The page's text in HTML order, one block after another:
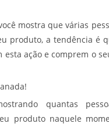
mostra que várias
produto, a tendência é
esta ação e comprem o
quantas
produto naquele